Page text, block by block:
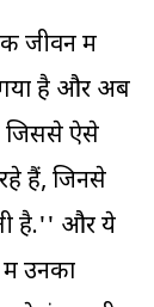
जीवन में
है और अब
जिससे ऐसे
हैं, जिनसे
है.'' और ये
में उनका